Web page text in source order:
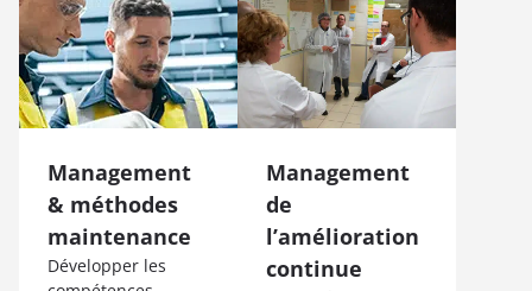
Management
& méthodes
maintenance
Développer les
Management
de
l’amélioration
continue